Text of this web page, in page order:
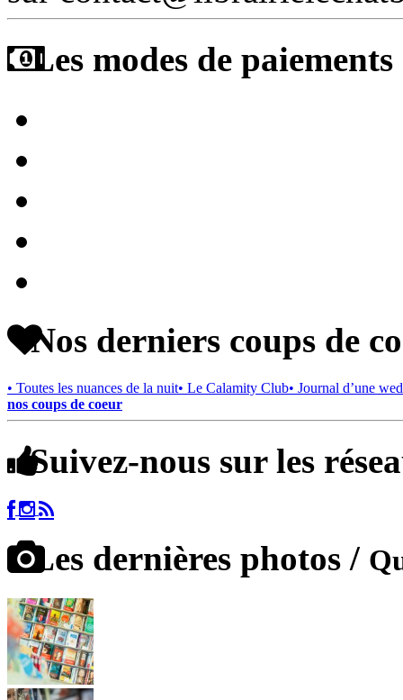
Les modes de
Nos derniers coups de
• Toutes les nuances de la nuit• Le Calamity Club• Journal d’une
nos coups de coeur
Suivez-nous sur les
Les dernières photos /